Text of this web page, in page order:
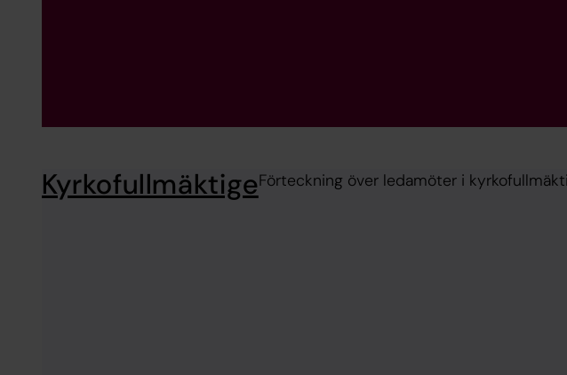
KyrkofullmäktigeFörteckning över ledamöter i